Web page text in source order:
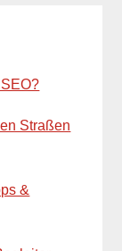
Straßen
&